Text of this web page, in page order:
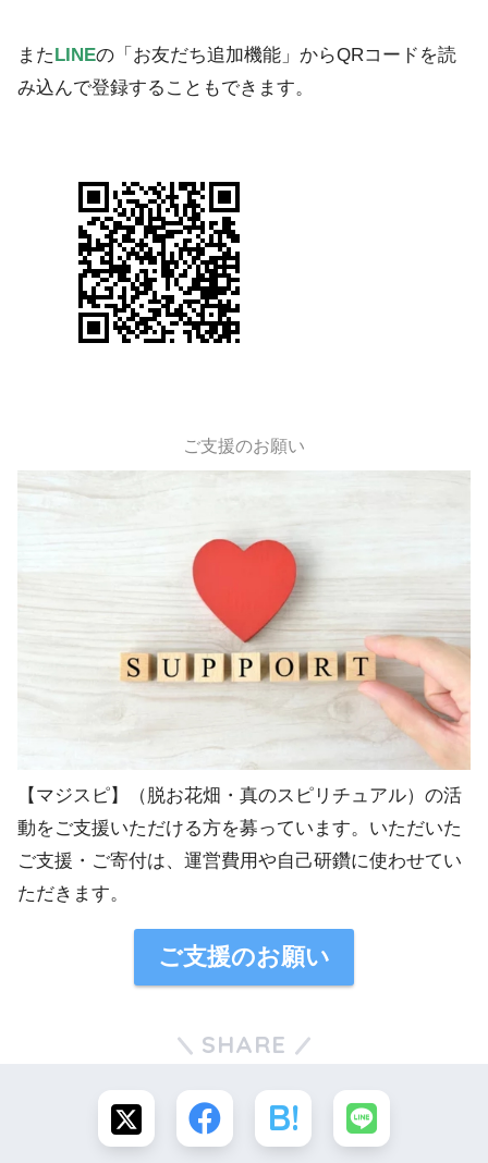
またLINEの「お友だち追加機能」からQRコードを読
み込んで登録することもできます。
ご支援のお願い
【マジスピ】（脱お花畑・真のスピリチュアル）の活
動をご支援いただける方を募っています。いただいた
ご支援・ご寄付は、運営費用や自己研鑽に使わせてい
ただきます。
ご支援のお願い
SHARE